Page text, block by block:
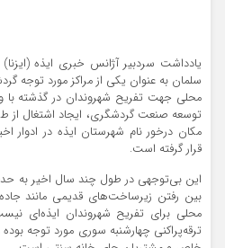
یادداشت سردبیر آژانس خبری ایذه
سلمان به عنوان یکی از مراکز مورد توجه
محلی جهت تفریح شهروندان در گذشته
توسعه صنعت گردشگری، ایجاد اشتغال
مکان درخور نام شهرستان ایذه در
قرار گرفته است.
این بی‌توجهی در طول چند سال اخیر به
بین رفتن زیرساخت‌های قدیمی مانند
محلی برای تفریح شهروندان ایذه‌ای
ترقه‌پراکنی چهارشنبه سوری مورد توجه بوده